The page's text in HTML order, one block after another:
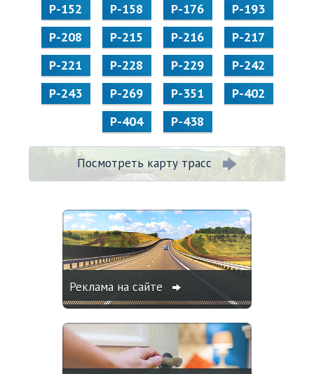
Р-152
Р-158 Р-176
Р-193
Р-208
Р-215 Р-216
Р-217
Р-221
Р-228 Р-229
Р-242
Р-243
Р-269 Р-351
Р-402
Р-404
Р-438
Посмотреть карту трасс
Реклама на сайте